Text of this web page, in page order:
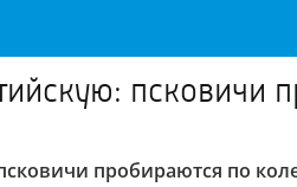
псковичи
пробираются по